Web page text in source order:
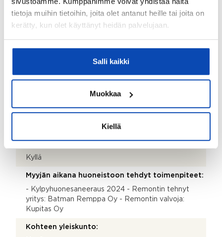
tietoja muihin tietoihin, joita olet antanut heille tai joita on
kerätty, kun olet käyttänyt heidän palvelujaan.
Salli kaikki
Muokkaa
Kiellä
Seinämateriaalit:
Maali
Parveke:
Kohteen säilytystilat:
Kaapistot ja häkkivarasto
Kohteessa on satelliittiantenni:
Kyllä
Myyjän aikana huoneistoon tehdyt toimenpiteet:
- Kylpyhuonesaneeraus 2024 - Remontin tehnyt
yritys: Batman Remppa Oy - Remontin valvoja:
Kupitas Oy
Kohteen yleiskunto: